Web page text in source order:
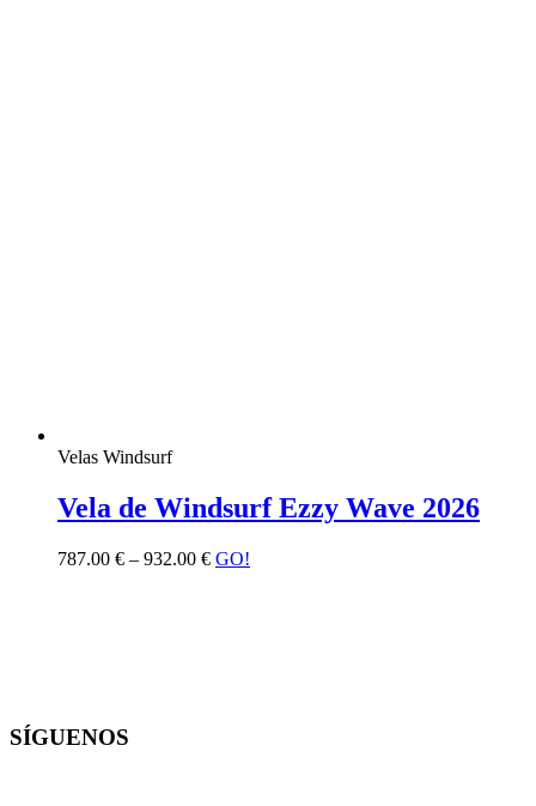
Velas Windsurf
Vela de Windsurf Ezzy Wave 2026
787.00 € – 932.00 € GO!
SÍGUENOS